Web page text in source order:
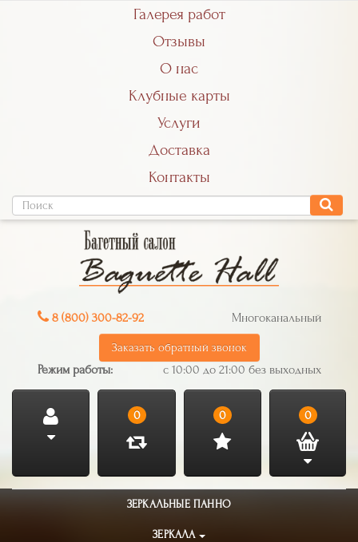
Галерея работ
Отзывы
О нас
Клубные карты
Услуги
Доставка
Контакты
8 (800) 300-82-92 Многоканальный
Заказать обратный звонок
Режим работы: с 10:00 до 21:00 без выходных
0 0 0
ЗЕРКАЛЬНЫЕ ПАННО
ЗЕРКАЛА